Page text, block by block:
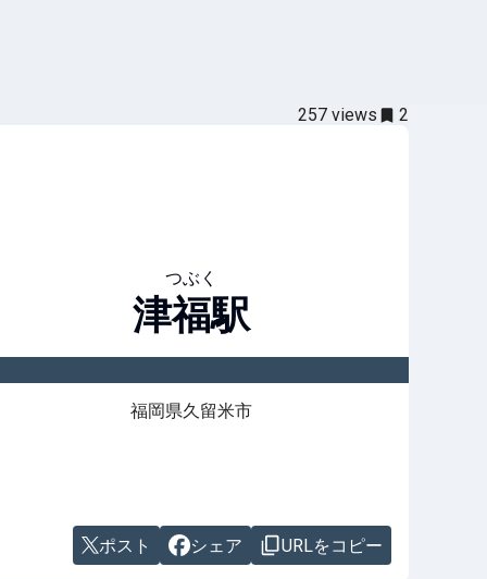
257 views 2
つぶく
津福駅
福岡県久留米市
ポスト シェア URLをコピー